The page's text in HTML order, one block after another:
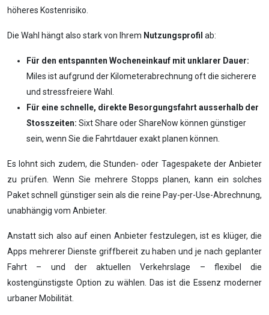
höheres Kostenrisiko.
Die Wahl hängt also stark von Ihrem Nutzungsprofil ab:
Für den entspannten Wocheneinkauf mit unklarer Dauer:
Miles ist aufgrund der Kilometerabrechnung oft die sicherere
und stressfreiere Wahl.
Für eine schnelle, direkte Besorgungsfahrt ausserhalb der
Stosszeiten: Sixt Share oder ShareNow können günstiger
sein, wenn Sie die Fahrtdauer exakt planen können.
Es lohnt sich zudem, die Stunden- oder Tagespakete der Anbieter
zu prüfen. Wenn Sie mehrere Stopps planen, kann ein solches
Paket schnell günstiger sein als die reine Pay-per-Use-Abrechnung,
unabhängig vom Anbieter.
Anstatt sich also auf einen Anbieter festzulegen, ist es klüger, die
Apps mehrerer Dienste griffbereit zu haben und je nach geplanter
Fahrt – und der aktuellen Verkehrslage – flexibel die
kostengünstigste Option zu wählen. Das ist die Essenz moderner
urbaner Mobilität.